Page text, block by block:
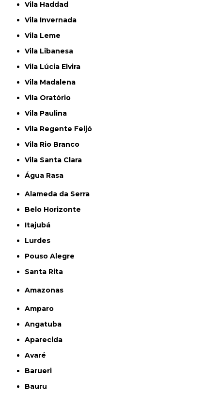
Vila Haddad
Vila Invernada
Vila Leme
Vila Libanesa
Vila Lúcia Elvira
Vila Madalena
Vila Oratório
Vila Paulina
Vila Regente Feijó
Vila Rio Branco
Vila Santa Clara
Água Rasa
Alameda da Serra
Belo Horizonte
Itajubá
Lurdes
Pouso Alegre
Santa Rita
Amazonas
Amparo
Angatuba
Aparecida
Avaré
Barueri
Bauru